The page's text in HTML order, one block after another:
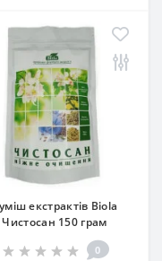
екстрактів Biola
Чистосан 150 грам
0